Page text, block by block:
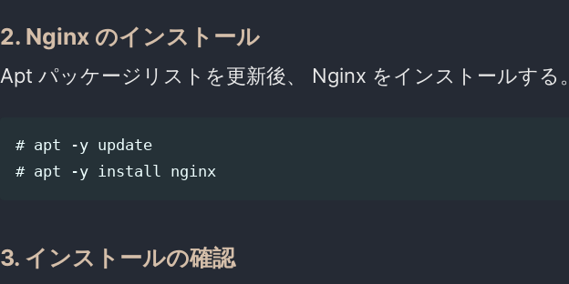
2. Nginx のインストール
Apt パッケージリストを更新後、 Nginx をインストールする。
# apt -y update
# apt -y install nginx
3. インストールの確認